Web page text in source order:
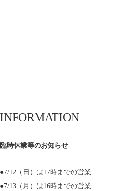
INFORMATION
臨時休業等のお知らせ
●7/12（日）は17時までの営業
●7/13（月）は16時までの営業